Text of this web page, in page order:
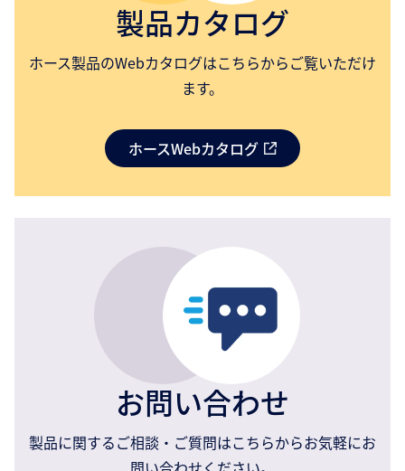
製品カタログ
ホース製品のWebカタログはこちらからご覧いただけ
ます。
ホースWebカタログ
お問い合わせ
製品に関するご相談・ご質問はこちらからお気軽にお